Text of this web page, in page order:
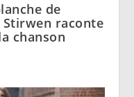
de
Stirwen raconte
chanson